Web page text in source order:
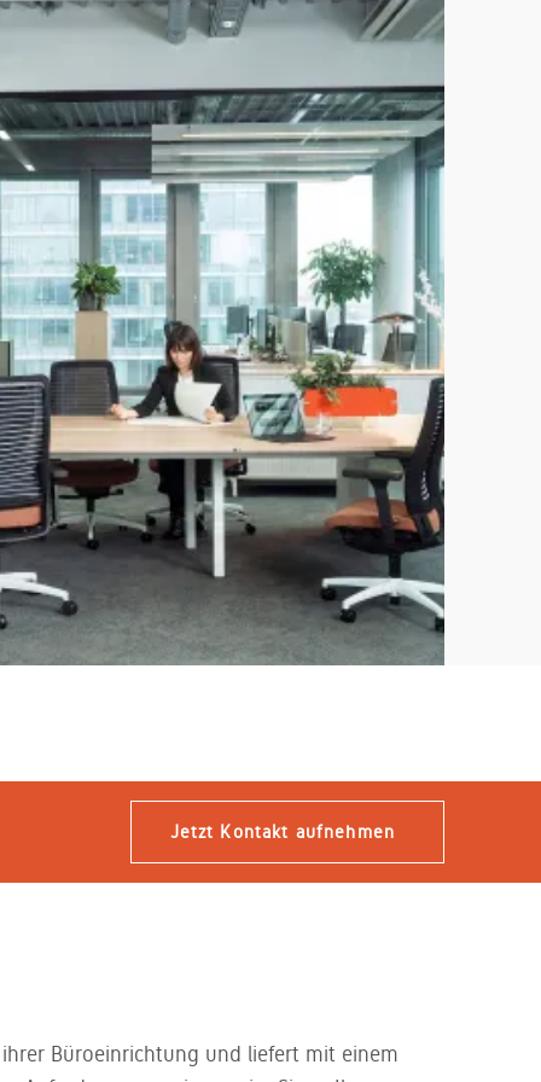
Jetzt Kontakt aufnehmen
Büroeinrichtung und liefert mit einem